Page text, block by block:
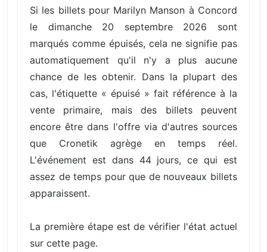
Si les billets pour Marilyn Manson à Concord
le dimanche 20 septembre 2026 sont
marqués comme épuisés, cela ne signifie pas
automatiquement qu'il n'y a plus aucune
chance de les obtenir. Dans la plupart des
cas, l'étiquette « épuisé » fait référence à la
vente primaire, mais des billets peuvent
encore être dans l'offre via d'autres sources
que Cronetik agrège en temps réel.
L'événement est dans 44 jours, ce qui est
assez de temps pour que de nouveaux billets
apparaissent.
La première étape est de vérifier l'état actuel
sur cette page.